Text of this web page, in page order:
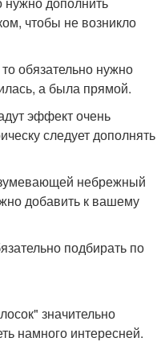
чтобы не возникло
обязательно нужно
а была прямой.
эффект очень
следует дополнять
небрежный
добавить к вашему
подбирать по
значительно
намного интересней.